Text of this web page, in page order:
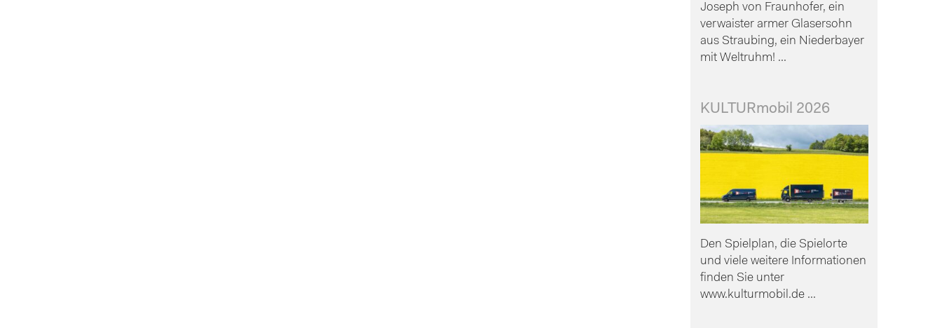
Joseph von Fraunhofer, ein
verwaister armer Glasersohn
aus Straubing, ein Niederbayer
mit Weltruhm! ...
KULTURmobil 2026
Den Spielplan, die Spielorte
und viele weitere Informationen
finden Sie unter
www.kulturmobil.de ...